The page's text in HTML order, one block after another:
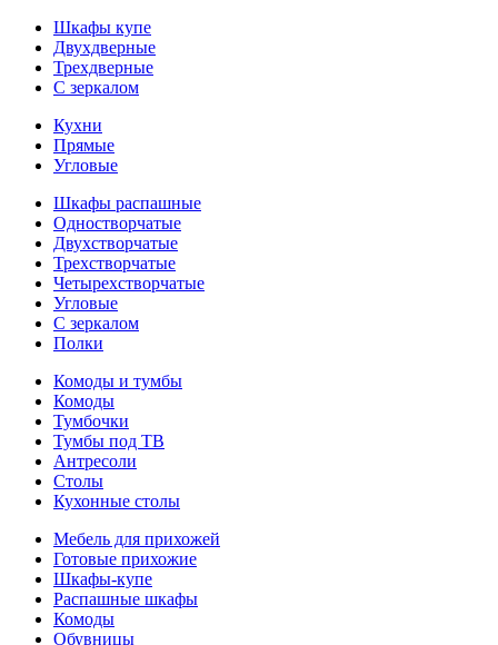
Шкафы купе
Двухдверные
Трехдверные
С зеркалом
Кухни
Прямые
Угловые
Шкафы распашные
Одностворчатые
Двухстворчатые
Трехстворчатые
Четырехстворчатые
Угловые
С зеркалом
Полки
Комоды и тумбы
Комоды
Тумбочки
Тумбы под ТВ
Антресоли
Столы
Кухонные столы
Мебель для прихожей
Готовые прихожие
Шкафы-купе
Распашные шкафы
Комоды
Обувницы